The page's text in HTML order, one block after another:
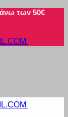
άνω των 50€